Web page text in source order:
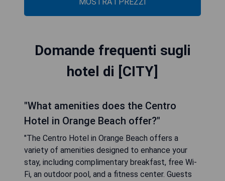
MOSTRA I PREZZI
Domande frequenti sugli
hotel di [CITY]
"What amenities does the Centro
Hotel in Orange Beach offer?"
"The Centro Hotel in Orange Beach offers a
variety of amenities designed to enhance your
stay, including complimentary breakfast, free Wi-
Fi, an outdoor pool, and a fitness center. Guests